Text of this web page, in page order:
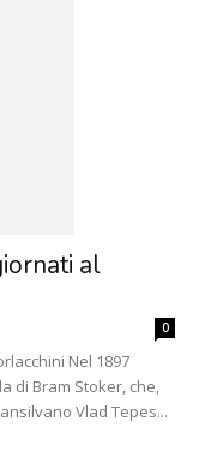
al
0
Nel 1897
di Bram Stoker, che,
Vlad Tepes...